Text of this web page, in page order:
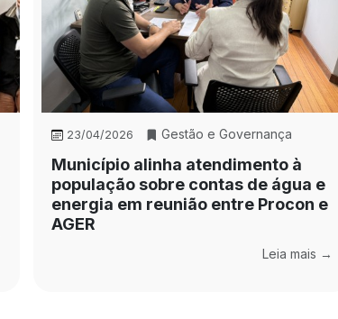
23/04/2026 Gestão e Governança
Município alinha atendimento à
população sobre contas de água e
energia em reunião entre Procon e
AGER
Leia mais →